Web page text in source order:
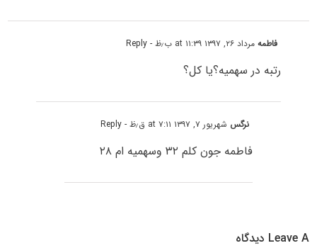
فاطمهمرداد ۲۶, ۱۳۹۷ at ۱۱:۳۹ ب٫ظ - Reply
رتبه در سهمیه؟یا کل؟
نرگس شهریور ۷, ۱۳۹۷ at ۷:۱۱ ق٫ظ - Reply
فاطمه جون کلم ۳۲ وسهمیه ام ۲۸
Leave A دیدگاه